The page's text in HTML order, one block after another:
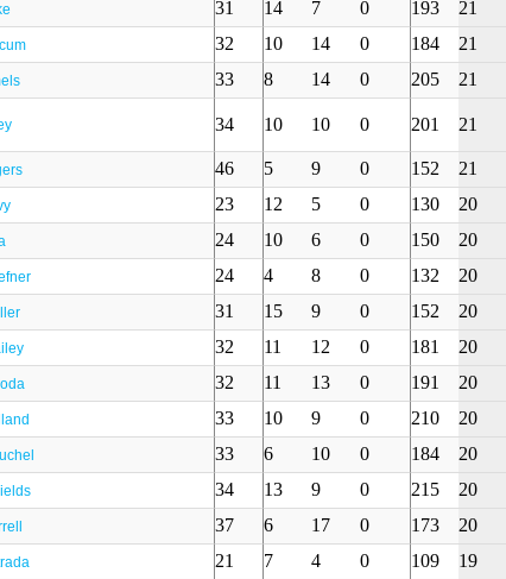
31 14 7 0 193 21
32 10 14 0 184 21
33 8 14 0 205 21
34 10 10 0 201 21
46 5 9 0 152 21
23 12 5 0 130 20
24 10 6 0 150 20
24 4 8 0 132 20
31 15 9 0 152 20
32 11 12 0 181 20
32 11 13 0 191 20
33 10 9 0 210 20
33 6 10 0 184 20
34 13 9 0 215 20
37 6 17 0 173 20
21 7 4 0 109 19